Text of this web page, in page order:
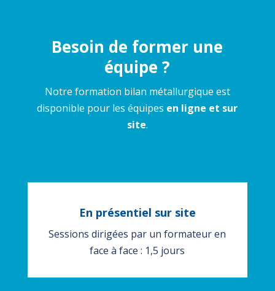
Besoin de former une
équipe ?
Notre formation bilan métallurgique est
disponible pour les équipes en ligne et sur
site.
En présentiel sur site
Sessions dirigées par un formateur en
face à face : 1,5 jours